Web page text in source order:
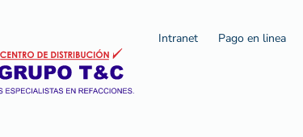
Intranet Pago en linea